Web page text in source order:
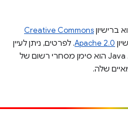
ברישיוןCreative Commons
Apache 2.0. לפרטים, ניתן לעיין
.‏ Java הוא סימן מסחרי רשום של